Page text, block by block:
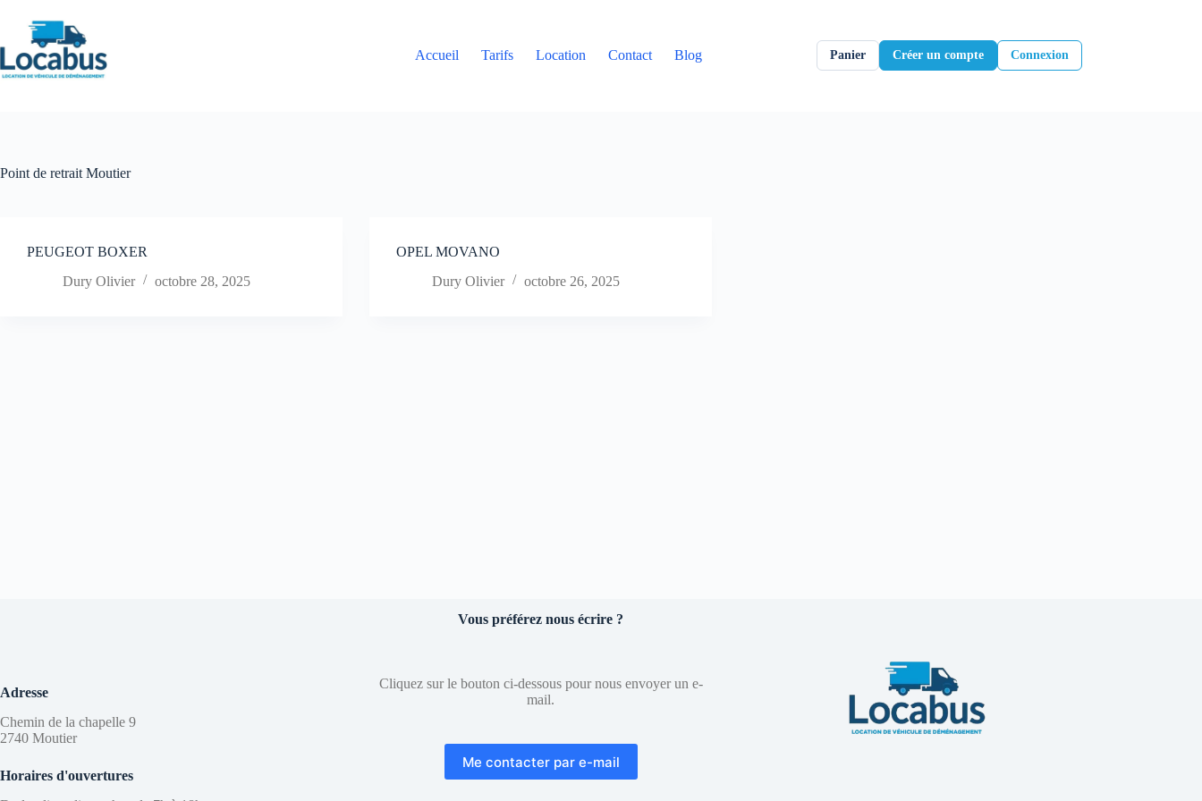
contenu
Accueil
Tarifs Location Contact Blog Panier Créer un compte Connexion
Point de retrait Moutier
PEUGEOT BOXER
Dury Olivier
octobre 28, 2025
OPEL MOVANO
Dury Olivier
octobre 26, 2025
Adresse
Chemin de la chapelle 9
2740 Moutier
Horaires d'ouvertures
Vous préférez nous écrire ?
Cliquez sur le bouton ci-dessous pour nous envoyer un e-
mail.
Me contacter par e-mail